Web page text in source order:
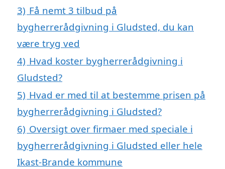
3) Få nemt 3 tilbud på
bygherrerådgivning i Gludsted, du kan
være tryg ved
4) Hvad koster bygherrerådgivning i
Gludsted?
5) Hvad er med til at bestemme prisen på
bygherrerådgivning i Gludsted?
6) Oversigt over firmaer med speciale i
bygherrerådgivning i Gludsted eller hele
Ikast-Brande kommune